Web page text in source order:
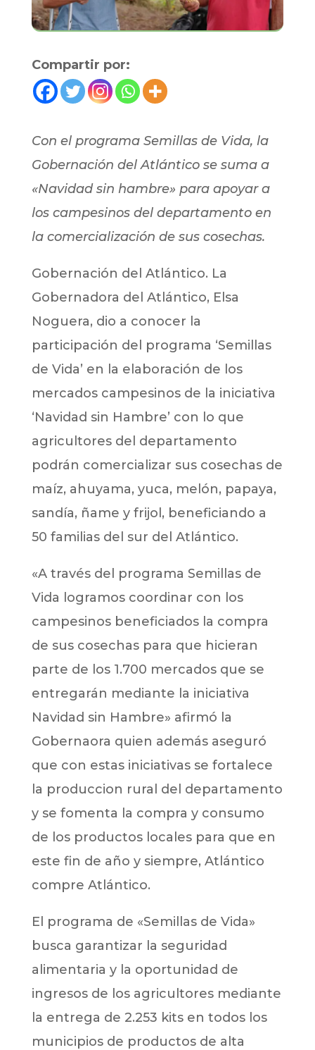
Compartir por:
Con el programa Semillas de Vida, la
Gobernación del Atlántico se suma a
«Navidad sin hambre» para apoyar a
los campesinos del departamento en
la comercialización de sus cosechas.
Gobernación del Atlántico. La
Gobernadora del Atlántico, Elsa
Noguera, dio a conocer la
participación del programa ‘Semillas
de Vida’ en la elaboración de los
mercados campesinos de la iniciativa
‘Navidad sin Hambre’ con lo que
agricultores del departamento
podrán comercializar sus cosechas de
maíz, ahuyama, yuca, melón, papaya,
sandía, ñame y frijol, beneficiando a
50 familias del sur del Atlántico.
«A través del programa Semillas de
Vida logramos coordinar con los
campesinos beneficiados la compra
de sus cosechas para que hicieran
parte de los 1.700 mercados que se
entregarán mediante la iniciativa
Navidad sin Hambre» afirmó la
Gobernaora quien además aseguró
que con estas iniciativas se fortalece
la produccion rural del departamento
y se fomenta la compra y consumo
de los productos locales para que en
este fin de año y siempre, Atlántico
compre Atlántico.
El programa de «Semillas de Vida»
busca garantizar la seguridad
alimentaria y la oportunidad de
ingresos de los agricultores mediante
la entrega de 2.253 kits en todos los
municipios de productos de alta